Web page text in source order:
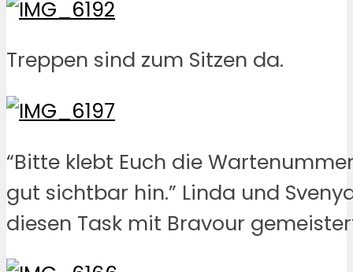
Treppen sind zum Sitzen da.
“Bitte klebt Euch die
gut sichtbar hin.” Linda und
diesen Task mit Bravour